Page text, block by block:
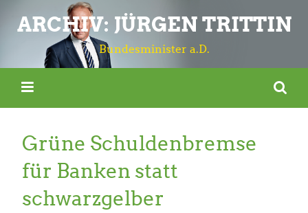
ARCHIV: JÜRGEN TRITTIN
Bundesminister a.D.
Grüne Schuldenbremse
für Banken statt
schwarzgelber